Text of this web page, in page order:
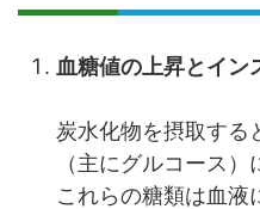
血糖値の上昇とイン
炭水化物を摂取する
（主にグルコース）
これらの糖類は血液